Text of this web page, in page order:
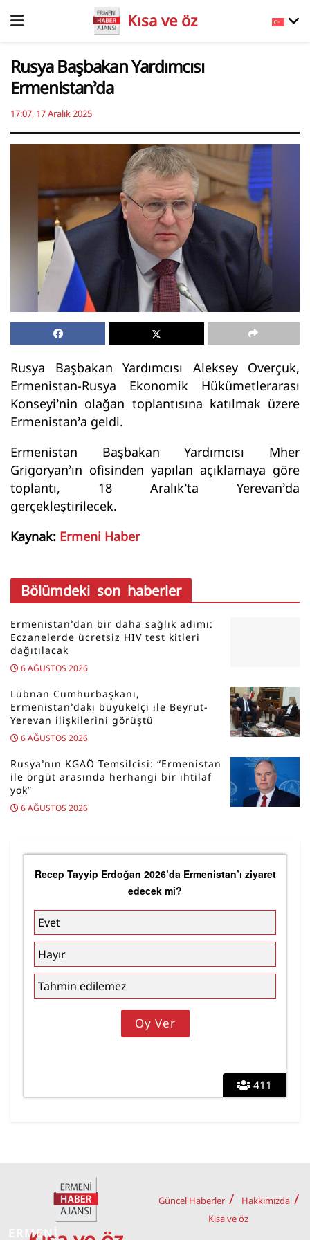
Kısa ve öz
Rusya Başbakan Yardımcısı
Ermenistan’da
17:07, 17 Aralık 2025
Rusya Başbakan Yardımcısı Aleksey Overçuk,
Ermenistan-Rusya Ekonomik Hükümetlerarası
Konseyi’nin olağan toplantısına katılmak üzere
Ermenistan’a geldi.
Ermenistan Başbakan Yardımcısı Mher
Grigoryan’ın ofisinden yapılan açıklamaya göre
toplantı, 18 Aralık’ta Yerevan’da
gerçekleştirilecek.
Kaynak: Ermeni Haber
Bölümdeki son haberler
Ermenistan’dan bir daha sağlık adımı:
Eczanelerde ücretsiz HIV test kitleri
dağıtılacak
6 AĞUSTOS 2026
Lübnan Cumhurbaşkanı,
Ermenistan’daki büyükelçi ile Beyrut-
Yerevan ilişkilerini görüştü
6 AĞUSTOS 2026
Rusya’nın KGAÖ Temsilcisi: “Ermenistan
ile örgüt arasında herhangi bir ihtilaf
yok”
6 AĞUSTOS 2026
411
Recep Tayyip Erdoğan 2026’da Ermenistan’ı ziyaret
edecek mi?
Evet
Hayır
Tahmin edilemez
Güncel Haberler
Hakkımızda
Kısa ve öz
ERMENİ